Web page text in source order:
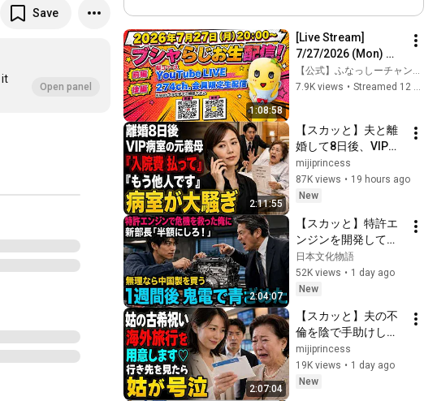
Save
it
Open panel
1:08:58
[Live Stream]
7/27/2026 (Mon)
8:00 PM - Busha
Radio Live Stream!
【公式】ふなっしーチャンネル274ch.official
7.9K views • Streamed 12 days ago
2:11:55
【スカッと】夫と離
婚して8日後、VIP病
室に入院した元義母
から電話。「入院費
を払っておいてね」
って、もう他人です
から」と答えた瞬
間、病室は大騒ぎに
なった……。
mijiprincess
87K views • 19 hours ago
New
2:04:07
【スカッと】特許エ
ンジンを開発して取
引先の倒産危機を救
った俺に取引先の新
部長「半額にしろ！
う」1週間後、部長か
ら鬼電→俺「お宅の
競合と5倍で独占契約
済みです」
日本文化物語
52K views • 1 day ago
New
2:07:04
【スカッと】夫の不
倫を陰で手助けして
いた姑。「古希祝い
は海外旅行がいいわ
♡」と笑うので、私
mijiprincess
19K views • 1 day ago
New